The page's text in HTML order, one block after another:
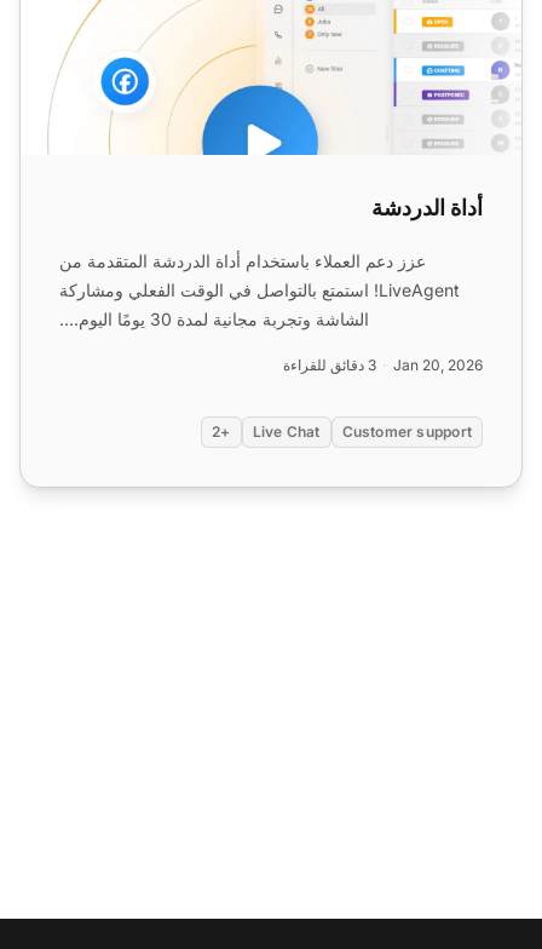
أداة الدردشة
عزز دعم العملاء باستخدام أداة الدردشة المتقدمة من
LiveAgent! استمتع بالتواصل في الوقت الفعلي ومشاركة
الشاشة وتجربة مجانية لمدة 30 يومًا اليوم....
Jan 20, 2026 3 دقائق للقراءة
Customer support
Live Chat
+2